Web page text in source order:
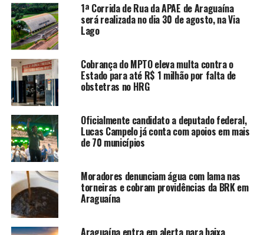
1ª Corrida de Rua da APAE de Araguaína
será realizada no dia 30 de agosto, na Via
Lago
Cobrança do MPTO eleva multa contra o
Estado para até R$ 1 milhão por falta de
obstetras no HRG
Oficialmente candidato a deputado federal,
Lucas Campelo já conta com apoios em mais
de 70 municípios
Moradores denunciam água com lama nas
torneiras e cobram providências da BRK em
Araguaína
Araguaína entra em alerta para baixa